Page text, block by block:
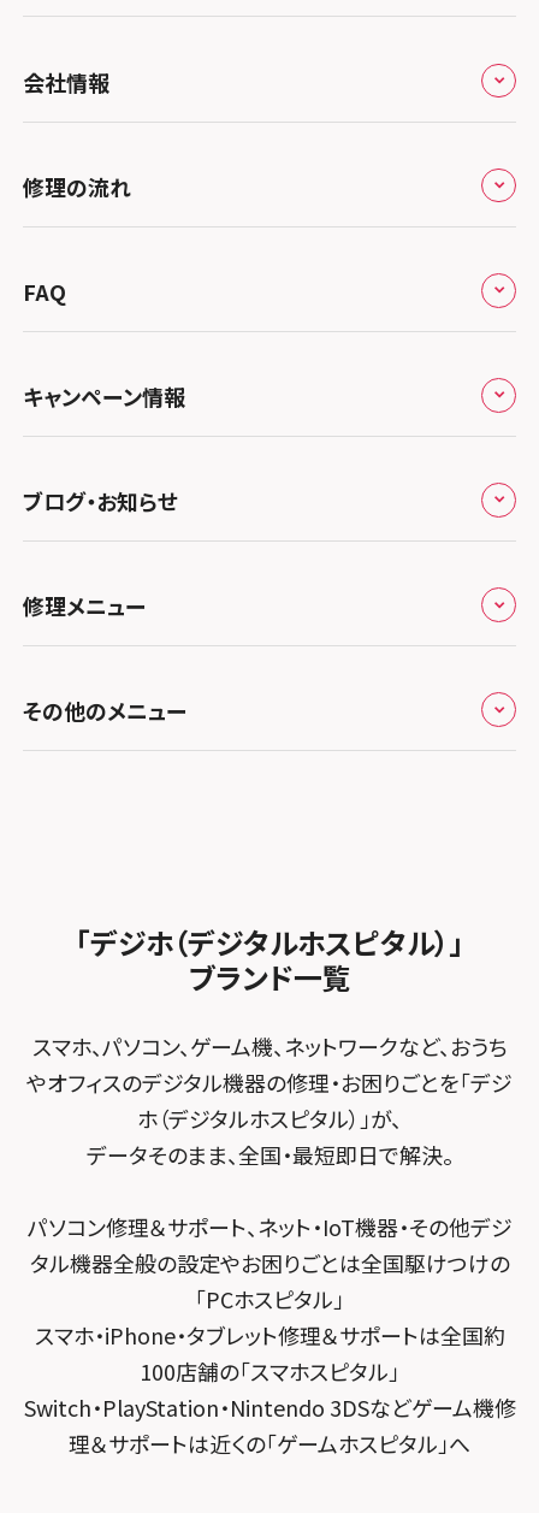
北海道・東北
スマホスピタル大丸札幌
関東
スマホスピタル宇都宮
スマホスピタル 高崎
スマホスピタル鴻巣
スマホスピタル テルル三芳
スマホスピタル 熊谷
スマホスピタル ゲオデジタルベース川口元郷
スマホスピタル埼玉大宮
スマホスピタル テルル蒲生
スマホスピタル テルル新越谷
スマホスピタル テルル草加花栗
スマホスピタル テルル東川口
スマホスピタル テルル松戸五香
スマホスピタル テルル宮野木
スマホスピタル千葉
スマホスピタル 大森
スマホスピタル練馬
スマホスピタル 神田
スマホスピタル三軒茶屋
スマホスピタル秋葉原
北陸・甲信越
スマホスピタルアル・プラザ小松
スマホスピタル 北陸総合修理センター
スマホスピタル 長野
東海
スマホスピタル岐阜
スマホスピタル 浜松
スマホスピタル静岡パルコ
スマホスピタル 藤枝
スマホスピタル名古屋駅前
スマホスピタル名古屋金山
スマホスピタル 大府
スマホスピタル 西枇杷島
スマホスピタル平和が丘
スマホスピタル春日井勝川
関西
スマホスピタル 大阪梅田
スマホスピタル by デジホ 梅田地下（うめちか）
スマホスピタル京橋
スマホスピタル難波
スマホスピタルイオンタウン茨木太田
スマホスピタル住道オペラパーク
スマホスピタル東大阪ロンモール布施
スマホスピタル堺
スマホスピタル 堺出張所
スマホスピタル京都河原町
スマホスピタル宇治槙島
スマホスピタル烏丸
スマホスピタル 京都宇治
スマホスピタル 福知山
スマホスピタル神戸三宮
中国・四国
スマホスピタル岡山駅前
スマホスピタル西条
スマホスピタル by デジホ マークイズ福岡もも
ち
スマホスピタル福岡天神
スマホスピタル熊本下通
スマホスピタル GODOモバイル大分府内町
会社情報
会社概要
総務省登録業者
特定商取引法に関する表記
プライバシーポリシー
郵送修理依頼
修理の流れ
郵送修理の流れ
FAQ
キャンペーン情報
キャンペーン一覧
ブログ・お知らせ
お知らせ
修理メニュー
iPhone修理メニュー
MacBook修理メニュー
その他のメニュー
FCNTスマートフォン修理
「デジホ（デジタルホスピタル）」
ブランド一覧
スマホ、パソコン、ゲーム機、ネットワークなど、おうち
やオフィスのデジタル機器の修理・お困りごとを「デジ
ホ（デジタルホスピタル）」が、
データそのまま、全国・最短即日で解決。
パソコン修理＆サポート、ネット・IoT機器・その他デジ
タル機器全般の設定やお困りごとは全国駆けつけの
「PCホスピタル」
スマホ・iPhone・タブレット修理＆サポートは全国約
100店舗の「スマホスピタル」
Switch・PlayStation・Nintendo 3DSなどゲーム機修
理＆サポートは近くの「ゲームホスピタル」へ